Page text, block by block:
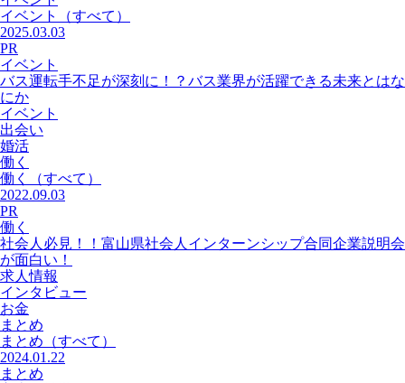
イベント
（すべて）
2025.03.03
PR
イベント
バス運転手不足が深刻に！？バス業界が活躍できる未来とはな
にか
イベント
出会い
婚活
働く
働く
（すべて）
2022.09.03
PR
働く
社会人必見！！富山県社会人インターンシップ合同企業説明会
が面白い！
求人情報
インタビュー
お金
まとめ
まとめ （すべて）
2024.01.22
まとめ